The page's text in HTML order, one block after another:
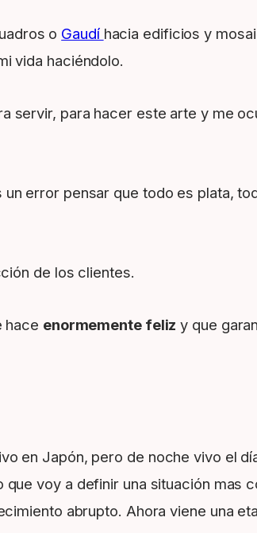
o Gaudí hacia edificios y
vida haciéndolo.
servir, para hacer este arte y me
error pensar que todo es plata,
de los clientes.
hace enormemente feliz y que
en Japón, pero de noche vivo el
voy a definir una situación mas
abrupto. Ahora viene una